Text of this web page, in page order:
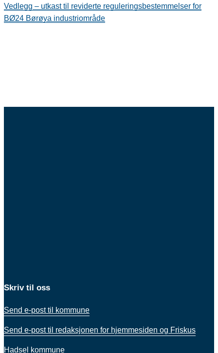
Vedlegg – utkast til reviderte reguleringsbestemmelser for
BØ24 Børøya industriområde
Skriv til oss
Send e-post til kommune
Send e-post til redaksjonen for hjemmesiden og Friskus
Hadsel kommune